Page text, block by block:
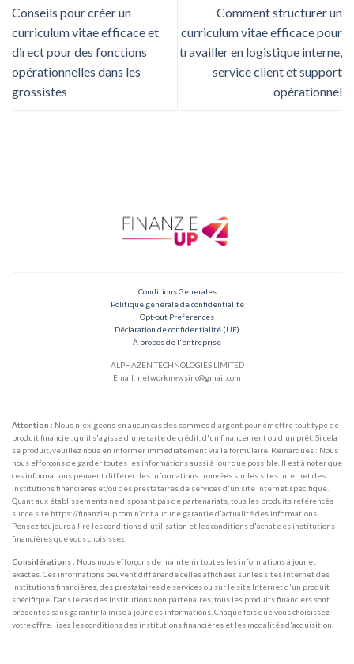
Conseils pour créer un
curriculum vitae efficace et
direct pour des fonctions
opérationnelles dans les
grossistes
Comment structurer un
curriculum vitae efficace pour
travailler en logistique interne,
service client et support
opérationnel
Conditions Generales
Politique générale de confidentialité
Opt-out Preferences
Déclaration de confidentialité (UE)
À propos de l'entreprise
ALPHAZEN TECHNOLOGIES LIMITED
Email: networknewsinc@gmail.com
Attention : Nous n'exigeons en aucun cas des sommes d'argent pour émettre tout type de
produit financier, qu'il s'agisse d'une carte de crédit, d'un financement ou d'un prêt. Si cela
se produit, veuillez nous en informer immédiatement via le formulaire. Remarques : Nous
nous efforçons de garder toutes les informations aussi à jour que possible. Il est à noter que
ces informations peuvent différer des informations trouvées sur les sites Internet des
institutions financières et/ou des prestataires de services d'un site Internet spécifique.
Quant aux établissements ne disposant pas de partenariats, tous les produits référencés
sur ce site https://finanzieup.com n'ont aucune garantie d'actualité des informations.
Pensez toujours à lire les conditions d'utilisation et les conditions d'achat des institutions
financières que vous choisissez.
Considérations : Nous nous efforçons de maintenir toutes les informations à jour et
exactes. Ces informations peuvent différer de celles affichées sur les sites Internet des
institutions financières, des prestataires de services ou sur le site Internet d'un produit
spécifique. Dans le cas des institutions non partenaires, tous les produits financiers sont
présentés sans garantir la mise à jour des informations. Chaque fois que vous choisissez
votre offre, lisez les conditions des institutions financières et les modalités d'acquisition.